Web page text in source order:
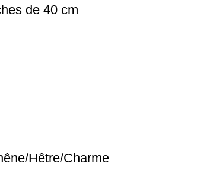
de 40 cm
Hêtre/Charme